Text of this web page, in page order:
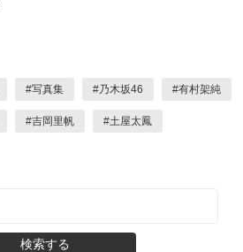
#写真集 #乃木坂46 #有村架純
#吉岡里帆 #土屋太鳳
検索する